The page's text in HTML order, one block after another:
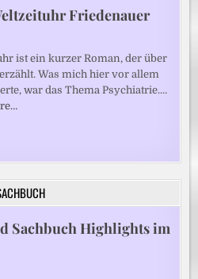
Friedenauer
ist ein kurzer Roman, der über
Was mich hier vor allem
war das Thema Psychiatrie.…
Sachbuch Highlights im